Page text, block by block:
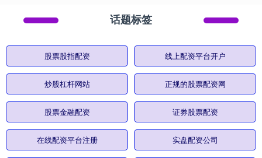
话题标签
股票股指配资 线上配资平台开户
炒股杠杆网站 正规的股票配资网
股票金融配资 证券股票配资
在线配资平台注册 实盘配资公司